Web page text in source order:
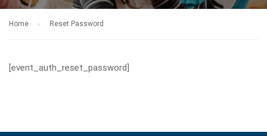
Home Reset Password
[event_auth_reset_password]